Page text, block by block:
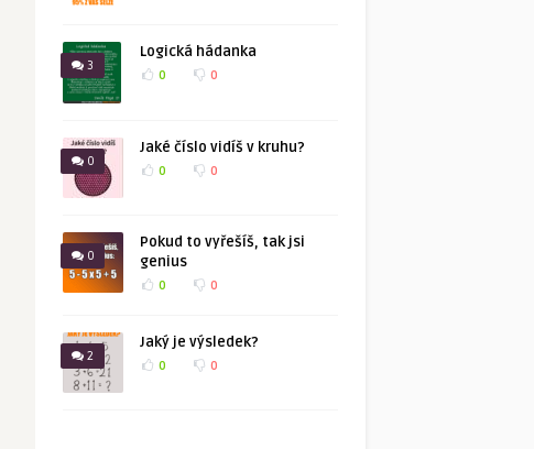
3
Logická hádanka
0 0
0
Jaké číslo vidíš v kruhu?
0 0
0
Pokud to vyřešíš, tak jsi
genius
0 0
2
Jaký je výsledek?
0 0